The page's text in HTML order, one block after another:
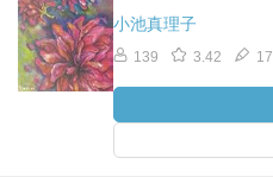
小池真理子
139 3.42 17